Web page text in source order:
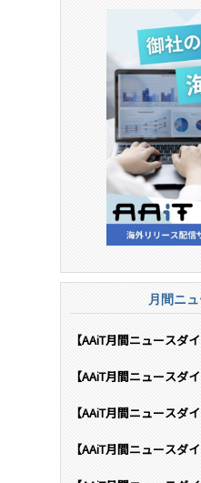
月間ニ
【AAiT月間ニュースダ
【AAiT月間ニュースダ
【AAiT月間ニュースダ
【AAiT月間ニュースダ